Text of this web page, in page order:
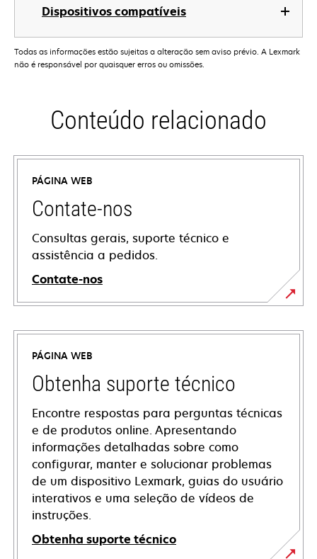
Dispositivos compatíveis
Todas as informações estão sujeitas a alteração sem aviso prévio. A Lexmark
não é responsável por quaisquer erros ou omissões.
Conteúdo relacionado
PÁGINA WEB
Contate-nos
Consultas gerais, suporte técnico e
assistência a pedidos.
Contate-nos
PÁGINA WEB
Obtenha suporte técnico
Encontre respostas para perguntas técnicas
e de produtos online. Apresentando
informações detalhadas sobre como
configurar, manter e solucionar problemas
de um dispositivo Lexmark, guias do usuário
interativos e uma seleção de vídeos de
instruções.
Obtenha suporte técnico